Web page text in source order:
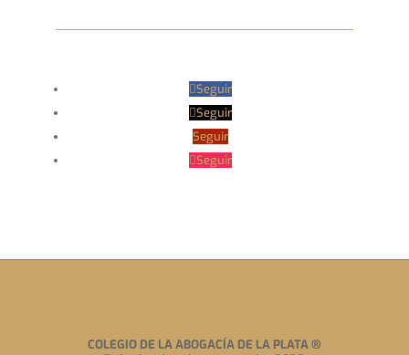
Seguir
Seguir
Seguir
Seguir
COLEGIO DE LA ABOGACÍA DE LA PLATA®